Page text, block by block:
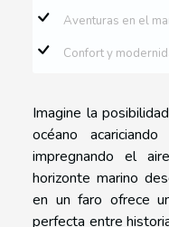
Aventuras en el
Confort y
Imagine la
océano
impregnando el
horizonte marino
en un faro ofrece
perfecta entre